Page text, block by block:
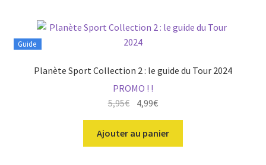
Guide
Planète Sport Collection 2 : le guide du Tour 2024
PROMO ! !
5,95€ Le
prix
initial
était :
4,99€Le
prix
actuel
est :
Ajouter au panier